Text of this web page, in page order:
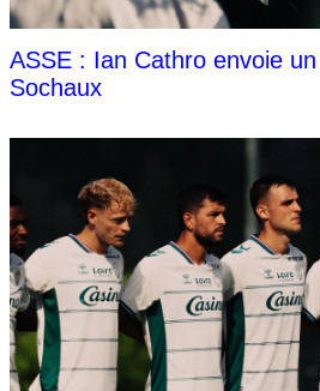
ASSE : Ian Cathro envoie
Sochaux